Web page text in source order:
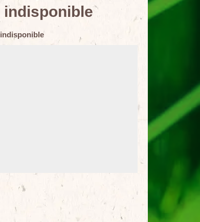
indisponible
indisponible